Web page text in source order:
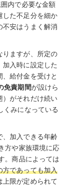
内で必要な金額
した不足分を細か
不安はうまく解消
りますが、所定の
入時に設定した
給付金を受けと
免責期間が設けら
）がそれだけ続い
くみになっている
、加入できる年齢
方や家族環境に応
。商品によっては
方であっても加入
上限が定められて